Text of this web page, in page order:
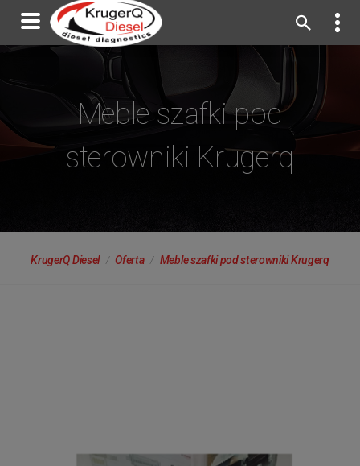
Meble szafki pod
sterowniki Krugerq
KrugerQ Diesel Oferta Meble szafki pod sterowniki Krugerq